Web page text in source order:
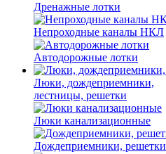
Дренажные лотки
Непроходные каналы НКЛ
Автодорожные лотки
Люки, дождеприемники,
лестницы, решетки
Люки канализационные
Дождеприемники, решетки